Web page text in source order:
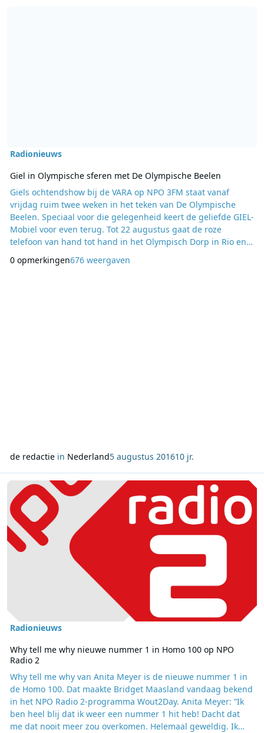
Radionieuws
Giel in Olympische sferen met De Olympische Beelen
Giels ochtendshow bij de VARA op NPO 3FM staat vanaf
vrijdag ruim twee weken in het teken van De Olympische
Beelen. Speciaal voor die gelegenheid keert de geliefde GIEL-
Mobiel voor even terug. Tot 22 augustus gaat de roze
telefoon van hand tot hand in het Olympisch Dorp in Rio en
praat Giel iedere ochtend met één van onze sportvrienden
en -vriendinnen. Vriend van het programma Jordi van de
0 opmerkingen676 weergaven
de redactiein Nederland5 augustus 201610 jr.
Lees meer over Why tell me why nieuwe nummer 1 in Homo 100
Radionieuws
Why tell me why nieuwe nummer 1 in Homo 100 op NPO
Radio 2
Why tell me why van Anita Meyer is de nieuwe nummer 1 in
de Homo 100. Dat maakte Bridget Maasland vandaag bekend
in het NPO Radio 2-programma Wout2Day. Anita Meyer: “Ik
ben heel blij dat ik weer een nummer 1 hit heb! Dacht dat
me dat nooit meer zou overkomen. Helemaal geweldig. Ik